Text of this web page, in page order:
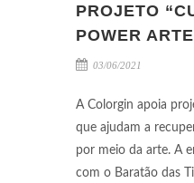
PROJETO
POWER
03/06/2021
A Colorgin apoia
que ajudam a
por meio da arte. A
com o Baratão das